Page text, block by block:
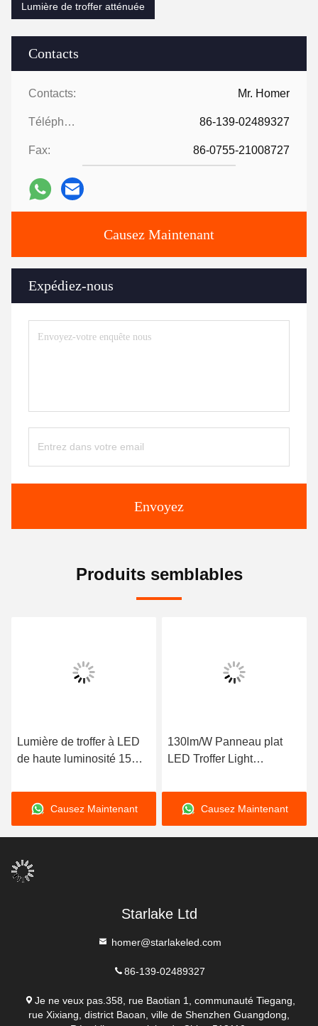
Contacts
Contacts: Mr. Homer
Téléphone: 86-139-02489327
Fax: 86-0755-21008727
Causez Maintenant
Expédiez-nous
Envoyez
Lumière de troffer atténuée
Produits semblables
Lumière de troffer à LED
de haute luminosité 15W-
Causez Maintenant
130lm/W Panneau plat
LED Troffer Light
Durée de vie
Causez Maintenant
Starlake Ltd
homer@starlakeled.com
86-139-02489327
Je ne veux pas.358, rue Baotian 1, communauté Tiegang,
rue Xixiang, district Baoan, ville de Shenzhen Guangdong,